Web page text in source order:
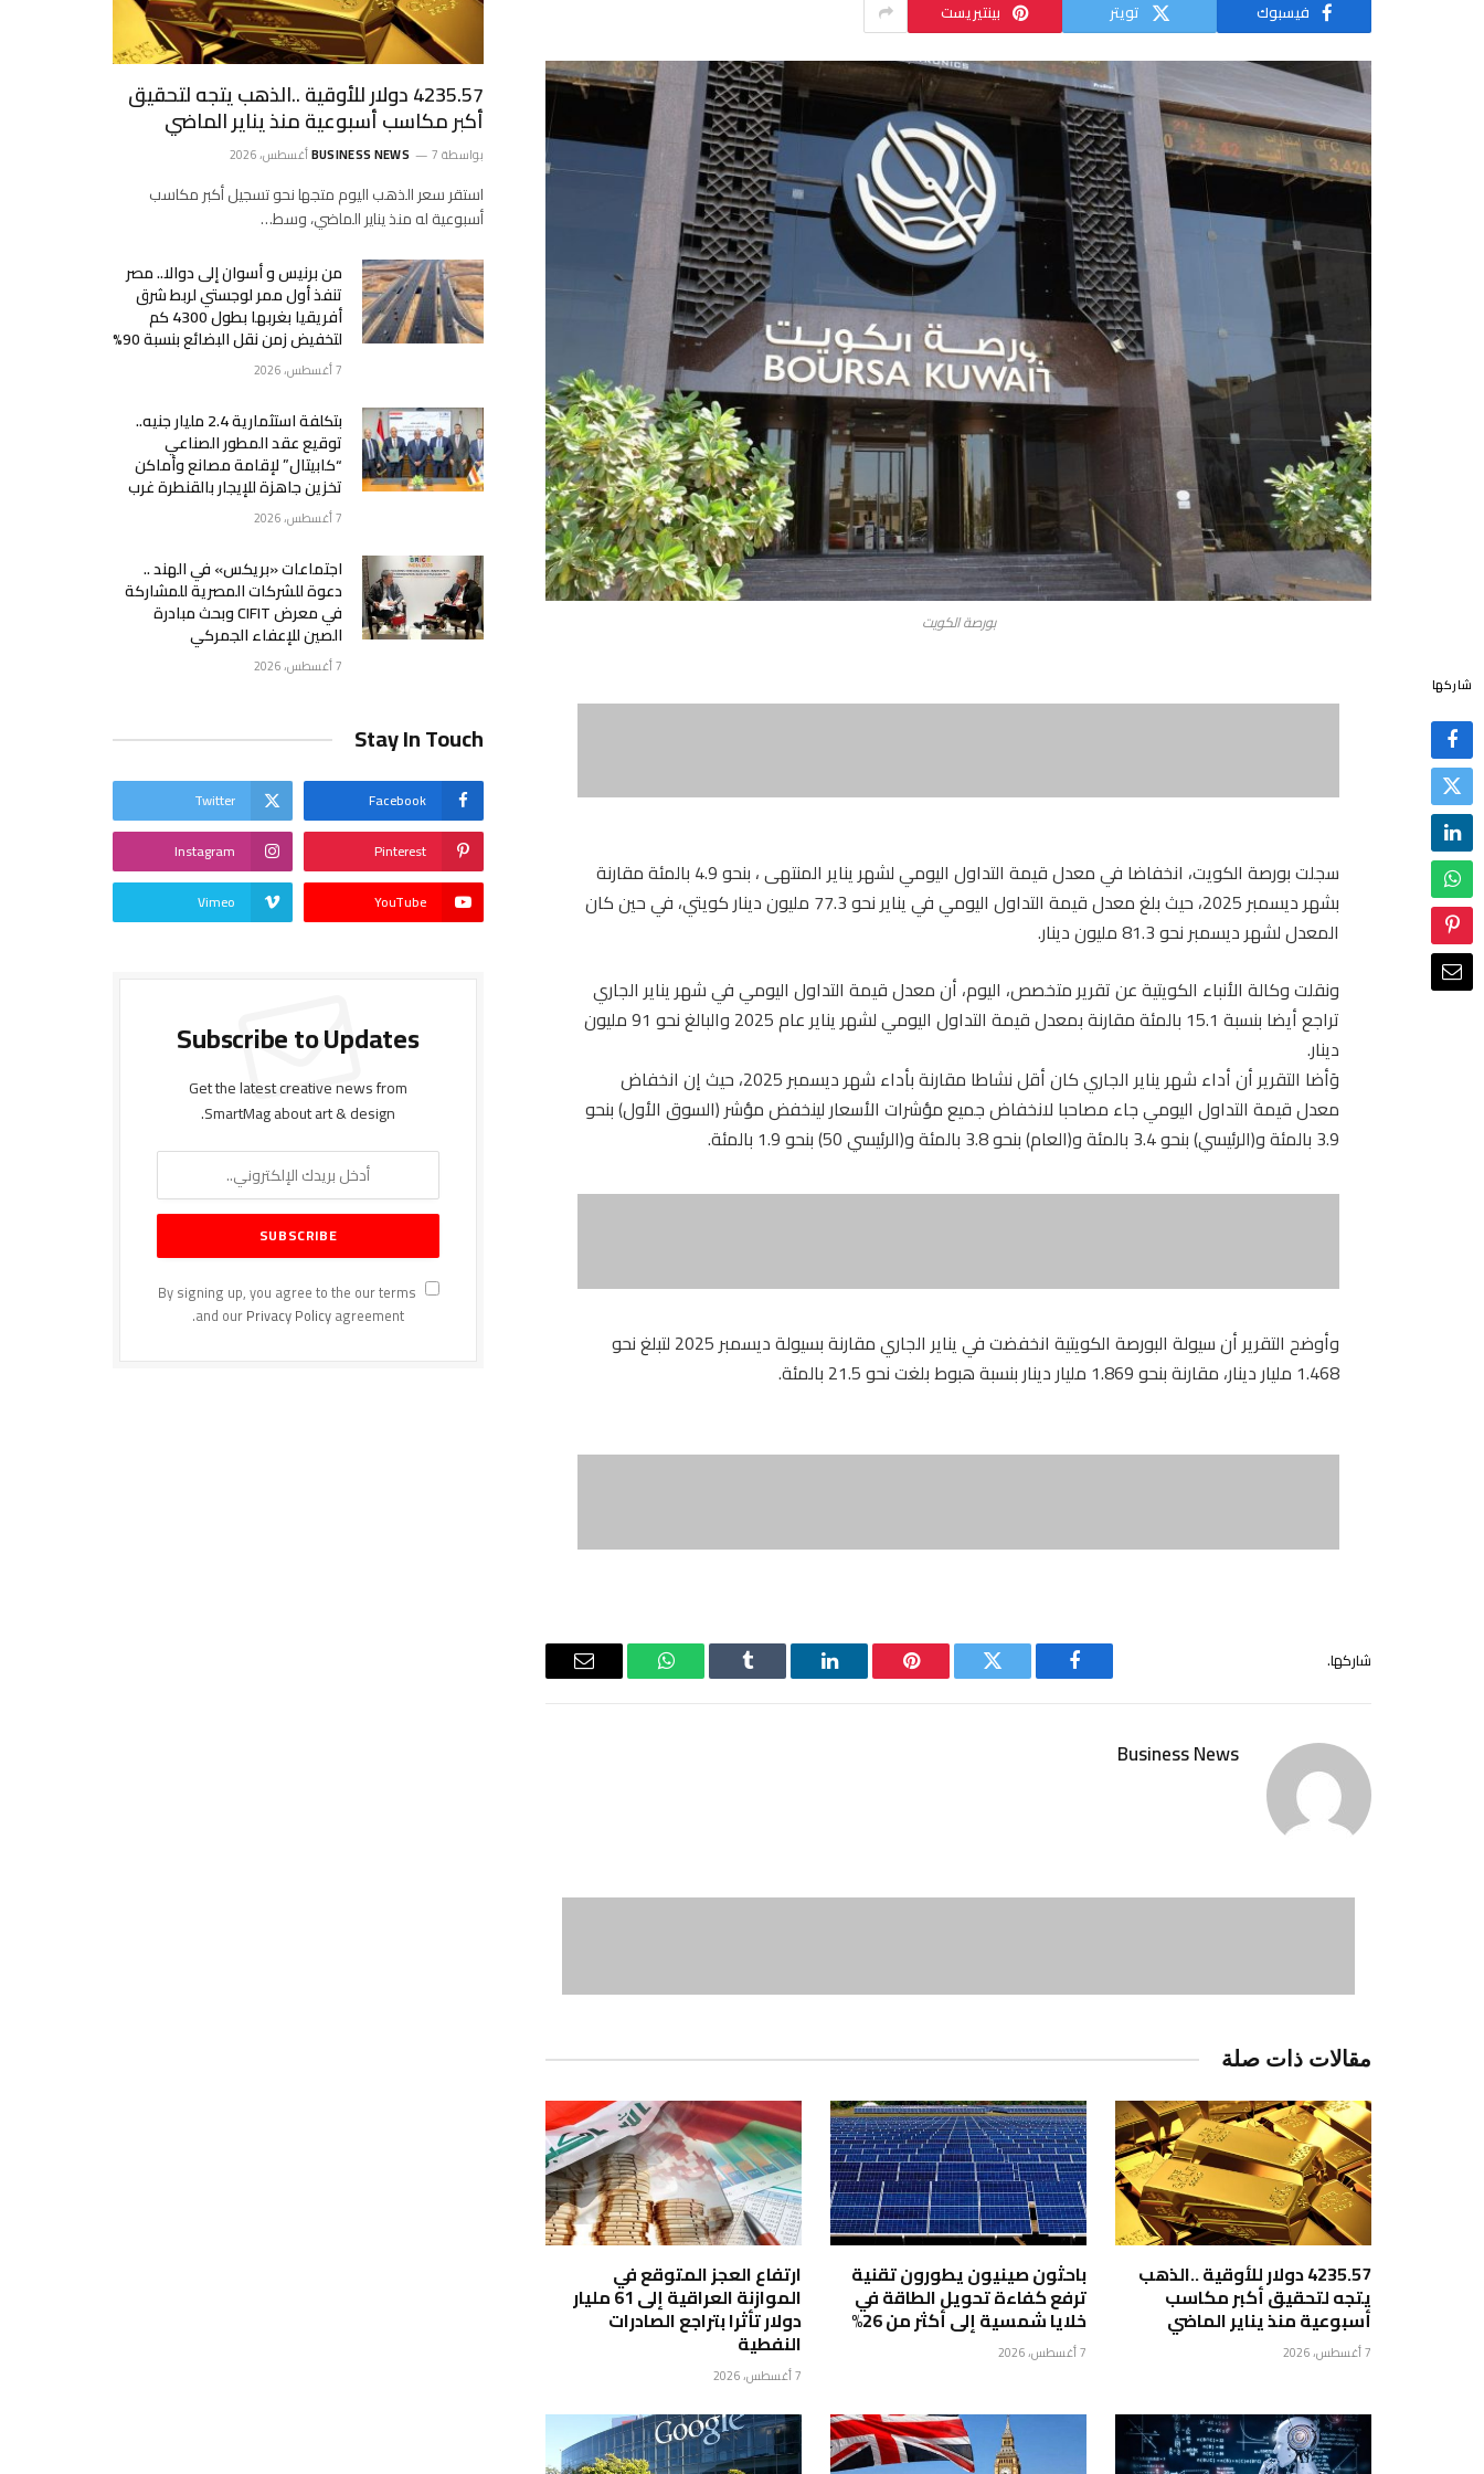
فيسبوك تويتر بينتيريست
بورصة الكويت
شاركها
سجلت بورصة الكويت، انخفاضا في معدل قيمة التداول اليومي لشهر يناير المنتهى ، بنحو 4.9 بالمئة مقارنة
بشهر ديسمبر 2025، حيث بلغ معدل قيمة التداول اليومي في يناير نحو 77.3 مليون دينار كويتي، في حين كان
المعدل لشهر ديسمبر نحو 81.3 مليون دينار.
ونقلت وكالة الأنباء الكويتية عن تقرير متخصص، اليوم، أن معدل قيمة التداول اليومي في شهر يناير الجاري
تراجع أيضا بنسبة 15.1 بالمئة مقارنة بمعدل قيمة التداول اليومي لشهر يناير عام 2025 والبالغ نحو 91 مليون
دينار.
وَأضا التقرير أن أداء شهر يناير الجاري كان أقل نشاطا مقارنة بأداء شهر ديسمبر 2025، حيث إن انخفاض
معدل قيمة التداول اليومي جاء مصاحبا لانخفاض جميع مؤشرات الأسعار لينخفض مؤشر (السوق الأول) بنحو
3.9 بالمئة و(الرئيسي) بنحو 3.4 بالمئة و(العام) بنحو 3.8 بالمئة و(الرئيسي 50) بنحو 1.9 بالمئة.
وأوضح التقرير أن سيولة البورصة الكويتية انخفضت في يناير الجاري مقارنة بسيولة ديسمبر 2025 لتبلغ نحو
1.468 مليار دينار، مقارنة بنحو 1.869 مليار دينار بنسبة هبوط بلغت نحو 21.5 بالمئة.
شاركها.
فيسبوك تويتر بينتيريستلينكدإن Tumblr واتساب
البريد
Business News
مقالات ذات صلة
4235.57 دولار للأوقية ..الذهب
يتجه لتحقيق أكبر مكاسب
أسبوعية منذ يناير الماضي
7 أغسطس، 2026
باحثون صينيون يطورون تقنية
ترفع كفاءة تحويل الطاقة في
خلايا شمسية إلى أكثر من 26%
7 أغسطس، 2026
ارتفاع العجز المتوقع في
الموازنة العراقية إلى 61 مليار
دولار تأثرا بتراجع الصادرات
النفطية
7 أغسطس، 2026
4235.57 دولار للأوقية ..الذهب يتجه لتحقيق
أكبر مكاسب أسبوعية منذ يناير الماضي
بواسطة BUSINESS NEWS 7 أغسطس، 2026
استقر سعر الذهب اليوم متجها نحو تسجيل أكبر مكاسب
أسبوعية له منذ يناير الماضي، وسط…
من برنيس و أسوان إلى دوالا.. مصر
تنفذ أول ممر لوجستي لربط شرق
أفريقيا بغربها بطول 4300 كم
لتخفيض زمن نقل البضائع بنسبة 90%
7 أغسطس، 2026
بتكلفة استثمارية 2.4 مليار جنيه..
توقيع عقد المطور الصناعي
“كابيتال” لإقامة مصانع وأماكن
تخزين جاهزة للإيجار بالقنطرة غرب
7 أغسطس، 2026
اجتماعات «بريكس» في الهند ..
دعوة للشركات المصرية للمشاركة
في معرض CIFIT وبحث مبادرة
الصين للإعفاء الجمركي
7 أغسطس، 2026
Stay In Touch
Facebook
Twitter
Pinterest
Instagram
YouTube
Vimeo
Subscribe to Updates
Get the latest creative news from
SmartMag about art & design.
By signing up, you agree to the our terms
and ourPrivacy Policyagreement.